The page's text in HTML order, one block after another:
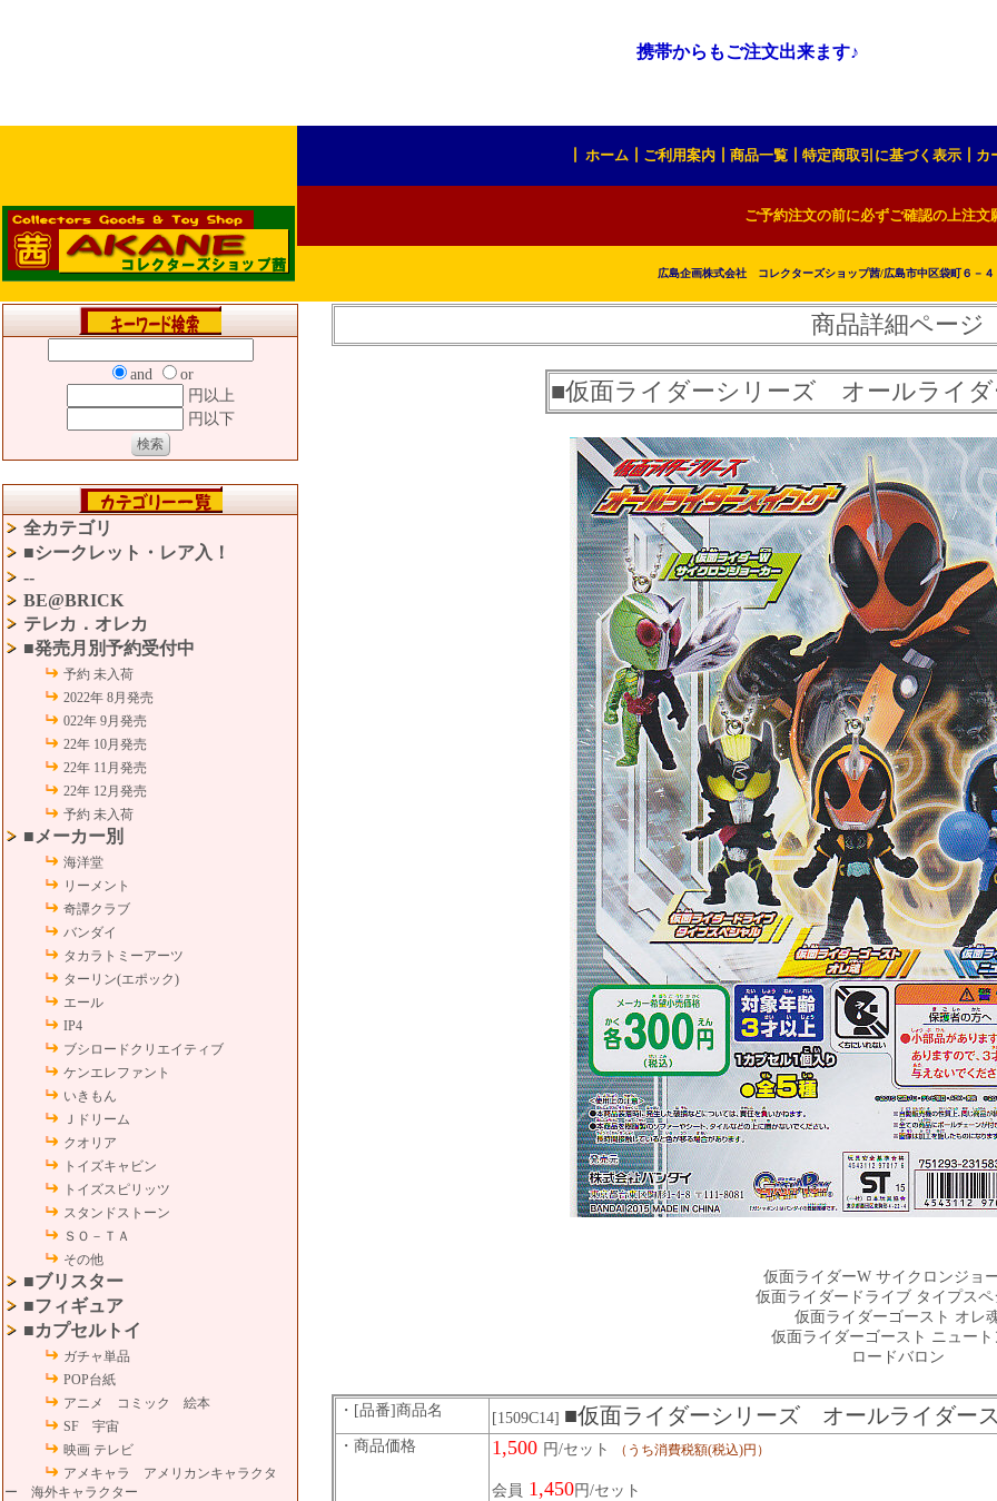
携帯からもご注文出来ます♪
ホーム ご利用案内 商品一覧 特定商取引に基づく表示 カ
ご予約注文の前に必ずご確認の上注文
広島企画株式会社 コレクターズショップ茜/広島市中区袋町６
and
or
円以上
円以下
全カテゴリ
■シークレット・レア入！
--
BE@BRICK
テレカ．オレカ
■発売月別予約受付中
予約 未入荷
2022年 8月発売
022年 9月発売
22年 10月発売
22年 11月発売
22年 12月発売
予約 未入荷
■メーカー別
海洋堂
リーメント
奇譚クラブ
バンダイ
タカラトミーアーツ
ターリン(エポック)
エール
IP4
ブシロードクリエイティブ
ケンエレファント
いきもん
Ｊドリーム
クオリア
トイズキャビン
トイズスピリッツ
スタンドストーン
ＳＯ－ＴＡ
その他
■ブリスター
■フィギュア
■カプセルトイ
ガチャ単品
POP台紙
アニメ コミック 絵本
SF 宇宙
映画 テレビ
アメキャラ アメリカンキャラクタ
ー 海外キャラクター
商品詳細ページ
■仮面ライダーシリーズ オールライダ
仮面ライダーW サイクロンジョ
仮面ライダードライブ タイプスペ
仮面ライダーゴースト オレ
仮面ライダーゴースト ニュート
ロードバロン
・[品番]商品名 [1509C14] ■仮面ライダーシリーズ オールライダー
・商品価格 1,500 円/セット （うち消費税額(税込)円）
会員 1,450円/セット